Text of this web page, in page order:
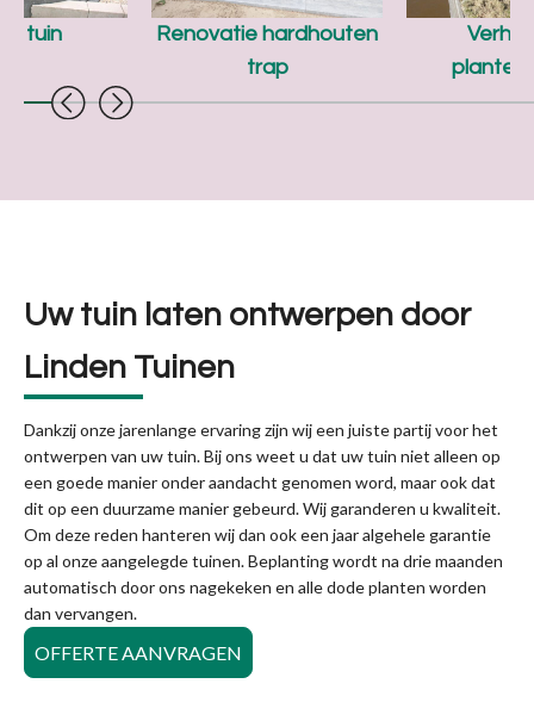
Renovatie hardhouten
trap
tuin
Uw tuin laten ontwerpen door
Linden Tuinen
Dankzij onze jarenlange ervaring zijn wij een juiste partij voor het
ontwerpen van uw tuin. Bij ons weet u dat uw tuin niet alleen op
een goede manier onder aandacht genomen word, maar ook dat
dit op een duurzame manier gebeurd. Wij garanderen u kwaliteit.
Om deze reden hanteren wij dan ook een jaar algehele garantie
op al onze aangelegde tuinen. Beplanting wordt na drie maanden
automatisch door ons nagekeken en alle dode planten worden
dan vervangen.
OFFERTE AANVRAGEN